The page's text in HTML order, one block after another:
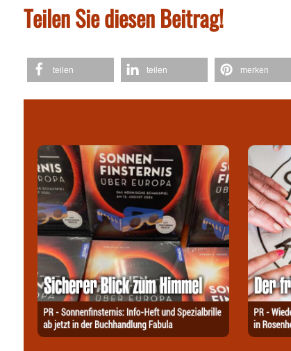
Teilen Sie diesen Beitrag!
teilen teilen merken